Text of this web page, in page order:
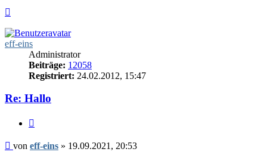
eff-eins
Administrator
Beiträge: 12058
Registriert: 24.02.2012, 15:47
Re: Hallo
Beitrag
von eff-eins » 19.09.2021, 20:53